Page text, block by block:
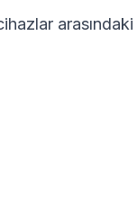
arasındaki